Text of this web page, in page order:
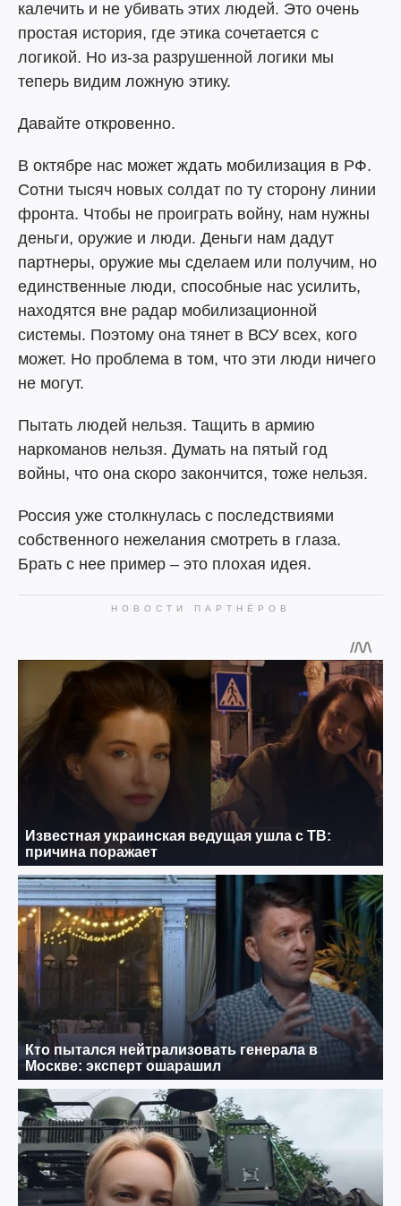
калечить и не убивать этих людей. Это очень
простая история, где этика сочетается с
логикой. Но из-за разрушенной логики мы
теперь видим ложную этику.
Давайте откровенно.
В октябре нас может ждать мобилизация в РФ.
Сотни тысяч новых солдат по ту сторону линии
фронта. Чтобы не проиграть войну, нам нужны
деньги, оружие и люди. Деньги нам дадут
партнеры, оружие мы сделаем или получим, но
единственные люди, способные нас усилить,
находятся вне радар мобилизационной
системы. Поэтому она тянет в ВСУ всех, кого
может. Но проблема в том, что эти люди ничего
не могут.
Пытать людей нельзя. Тащить в армию
наркоманов нельзя. Думать на пятый год
войны, что она скоро закончится, тоже нельзя.
Россия уже столкнулась с последствиями
собственного нежелания смотреть в глаза.
Брать с нее пример – это плохая идея.